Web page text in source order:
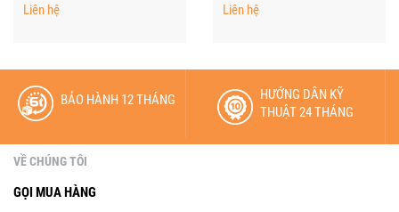
Liên hệ
Liên hệ
BẢO HÀNH 12 THÁNG
HƯỚNG DẪN KỸ
THUẬT 24 THÁNG
VỀ CHÚNG TÔI
GỌI MUA HÀNG